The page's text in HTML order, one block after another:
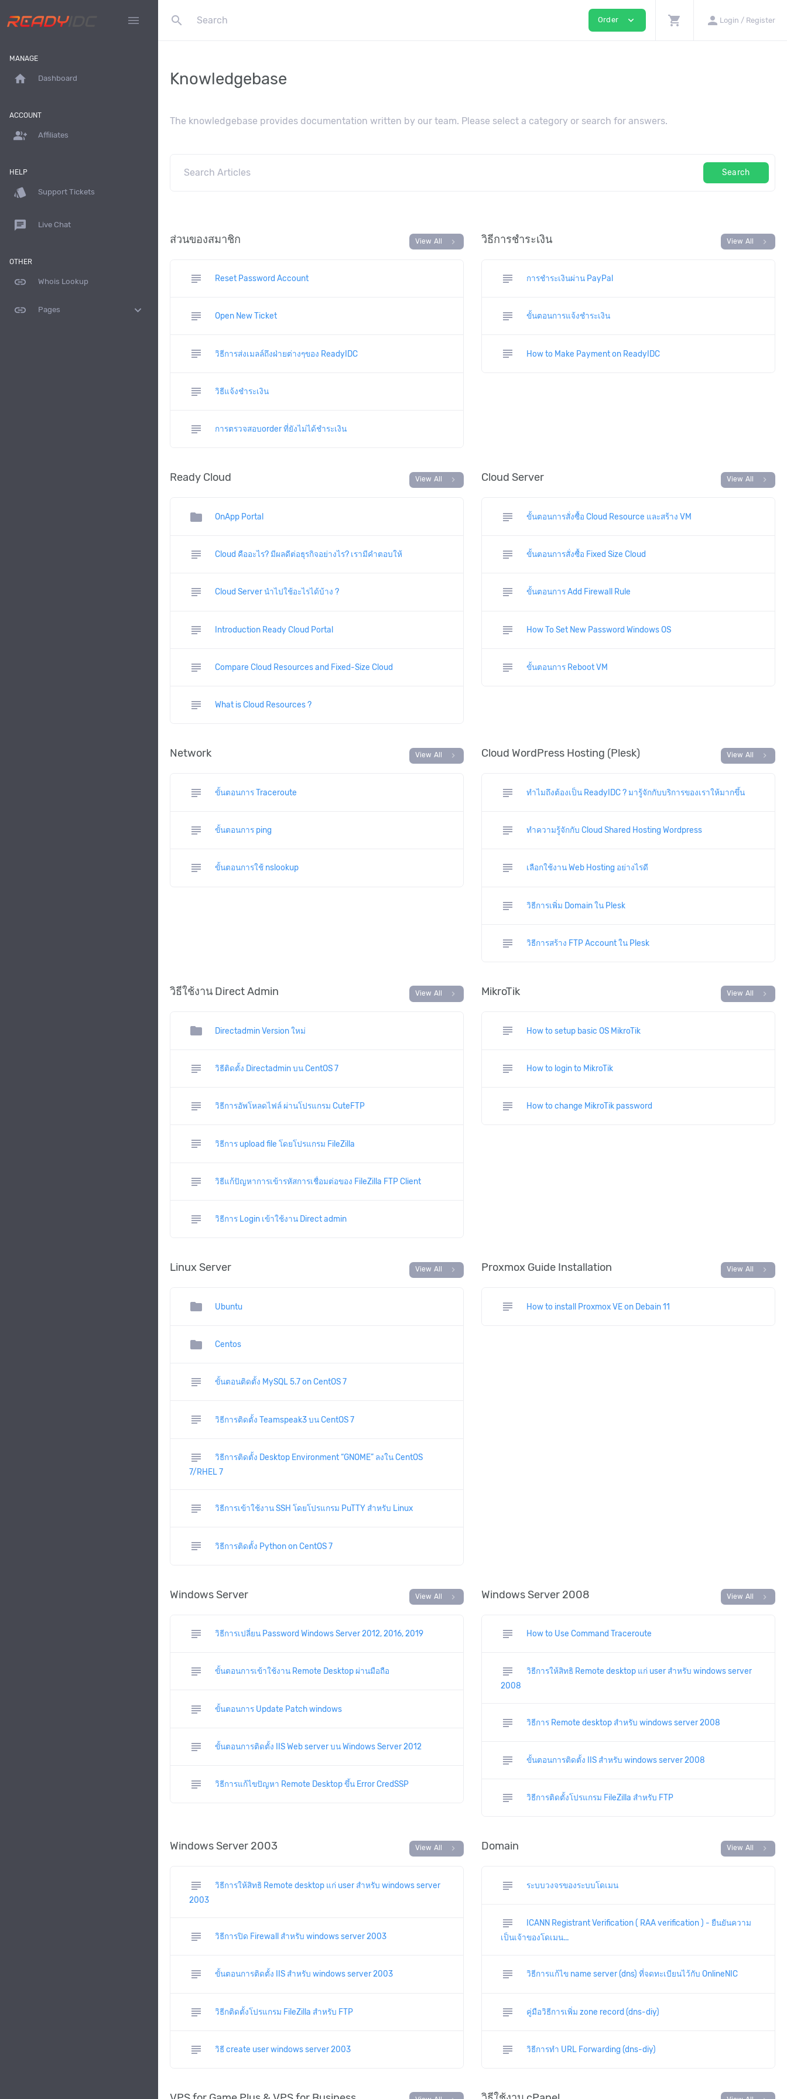
menu search Order expand_more shopping_cart person Login / Register
MANAGE
home Dashboard
ACCOUNT
group_add Affiliates
HELP
style Support Tickets
chat Live Chat
OTHER
link Whois Lookup
link Pages expand_more
Knowledgebase
The knowledgebase provides documentation written by our team. Please select a category or search for answers.
Search
ส่วนของสมาชิก View All chevron_right
subject Reset Password Account
subject Open New Ticket
subject วิธีการส่งเมลล์ถึงฝ่ายต่างๆของ ReadyIDC
subject วิธีแจ้งชำระเงิน
subject การตรวจสอบorder ที่ยังไม่ได้ชำระเงิน
วิธีการชำระเงิน View All chevron_right
subject การชำระเงินผ่าน PayPal
subject ขั้นตอนการแจ้งชำระเงิน
subject How to Make Payment on ReadyIDC
Ready Cloud View All chevron_right
folder OnApp Portal
subject Cloud คืออะไร? มีผลดีต่อธุรกิจอย่างไร? เรามีคำตอบให้
subject Cloud Server นำไปใช้อะไรได้บ้าง ?
subject Introduction Ready Cloud Portal
subject Compare Cloud Resources and Fixed-Size Cloud
subject What is Cloud Resources ?
Cloud Server View All chevron_right
subject ขั้นตอนการสั่งซื้อ Cloud Resource และสร้าง VM
subject ขั้นตอนการสั่งซื้อ Fixed Size Cloud
subject ขั้นตอนการ Add Firewall Rule
subject How To Set New Password Windows OS
subject ขั้นตอนการ Reboot VM
Network View All chevron_right
subject ขั้นตอนการ Traceroute
subject ขั้นตอนการ ping
subject ขั้นตอนการใช้ nslookup
Cloud WordPress Hosting (Plesk) View All chevron_right
subject ทำไมถึงต้องเป็น ReadyIDC ? มารู้จักกับบริการของเราให้มากขึ้น
subject ทำความรู้จักกับ Cloud Shared Hosting Wordpress
subject เลือกใช้งาน Web Hosting อย่างไรดี
subject วิธีการเพิ่ม Domain ใน Plesk
subject วิธีการสร้าง FTP Account ใน Plesk
วิธีใช้งาน Direct Admin View All chevron_right
folder Directadmin Version ใหม่
subject วิธีติดตั้ง Directadmin บน CentOS 7
subject วิธีการอัพโหลดไฟล์ ผ่านโปรแกรม CuteFTP
subject วิธีการ upload file โดยโปรแกรม FileZilla
subject วิธีแก้ปัญหาการเข้ารหัสการเชื่อมต่อของ FileZilla FTP Client
subject วิธีการ Login เข้าใช้งาน Direct admin
MikroTik View All chevron_right
subject How to setup basic OS MikroTik
subject How to login to MikroTik
subject How to change MikroTik password
Linux Server View All chevron_right
folder Ubuntu
folder Centos
subject ขั้นตอนติดตั้ง MySQL 5.7 on CentOS 7
subject วิธีการติดตั้ง Teamspeak3 บน CentOS 7
subject
วิธีการติดตั้ง Desktop Environment “GNOME” ลงใน CentOS
7/RHEL 7
subject วิธีการเข้าใช้งาน SSH โดยโปรแกรม PuTTY สำหรับ Linux
subject วิธีการติดตั้ง Python on CentOS 7
Proxmox Guide Installation View All chevron_right
subject How to install Proxmox VE on Debain 11
Windows Server View All chevron_right
subject วิธีการเปลี่ยน Password Windows Server 2012, 2016, 2019
subject ขั้นตอนการเข้าใช้งาน Remote Desktop ผ่านมือถือ
subject ขั้นตอนการ Update Patch windows
subject ขั้นตอนการติดตั้ง IIS Web server บน Windows Server 2012
subject วิธีการแก้ไขปัญหา Remote Desktop ขึ้น Error CredSSP
Windows Server 2008 View All chevron_right
subject How to Use Command Traceroute
subject
วิธีการให้สิทธิ Remote desktop แก่ user สำหรับ windows server
2008
subject วิธีการ Remote desktop สำหรับ windows server 2008
subject ขั้นตอนการติดตั้ง IIS สำหรับ windows server 2008
subject วิธีการติดตั้งโปรแกรม FileZilla สำหรับ FTP
Windows Server 2003 View All chevron_right
subject
วิธีการให้สิทธิ Remote desktop แก่ user สำหรับ windows server
2003
subject วิธีการปิด Firewall สำหรับ windows server 2003
subject ขั้นตอนการติดตั้ง IIS สำหรับ windows server 2003
subject วิธีกติดตั้งโปรแกรม FileZilla สำหรับ FTP
subject วิธี create user windows server 2003
Domain View All chevron_right
subject ระบบวงจรของระบบโดเมน
subject
ICANN Registrant Verification ( RAA verification ) - ยืนยันความ
เป็นเจ้าของโดเมน...
subject วิธีการแก้ไข name server (dns) ที่จดทะเบียนไว้กับ OnlineNIC
subject คู่มือวิธีการเพิ่ม zone record (dns-diy)
subject วิธีการทำ URL Forwarding (dns-diy)